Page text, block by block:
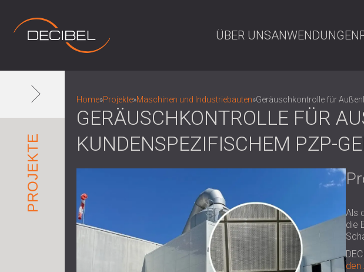
ÜBER UNSANWENDUNGEN
PROJEKTE
Home»Projekte»Maschinen und Industriebauten»Geräuschkontrolle für
GERÄUSCHKONTROLLE FÜR
UNDENSPEZIFISCHEM PZP-
Als
die
den